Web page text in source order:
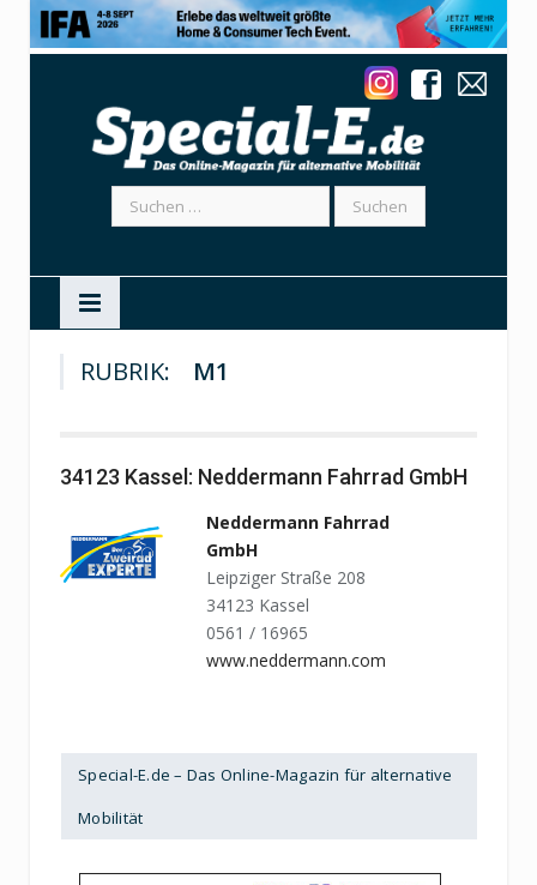
Suchen
nach:
RUBRIK: M1
34123 Kassel: Neddermann Fahrrad GmbH
Neddermann Fahrrad
GmbH
Leipziger Straße 208
34123 Kassel
0561 / 16965
www.neddermann.com
Special-E.de – Das Online-Magazin für alternative
Mobilität